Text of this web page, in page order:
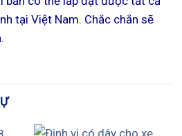
tại Việt Nam. Chắc chắn sẽ